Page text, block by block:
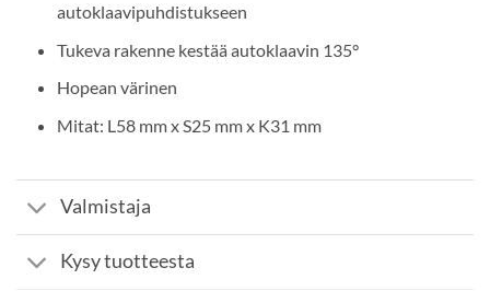
autoklaavipuhdistukseen
Tukeva rakenne kestää autoklaavin 135°
Hopean värinen
Mitat: L58 mm x S25 mm x K31 mm
Valmistaja
Kysy tuotteesta